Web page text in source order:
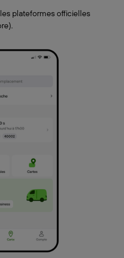
plateformes officielles